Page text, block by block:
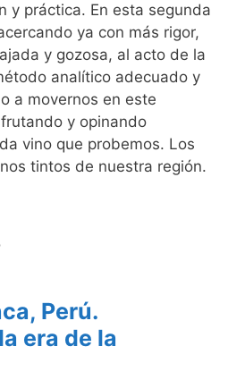
y práctica. En esta segunda
ya con más rigor,
y gozosa, al acto de la
analítico adecuado y
a movernos en este
y opinando
vino que probemos. Los
tintos de nuestra región.
Perú.
era de la